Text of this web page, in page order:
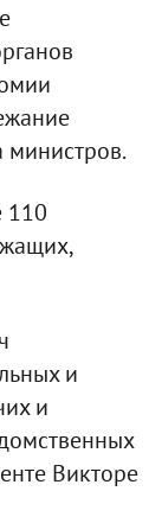
министров.
110
и
и
Викторе